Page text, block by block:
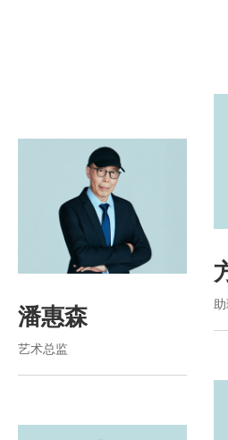
潘惠森
艺术总监